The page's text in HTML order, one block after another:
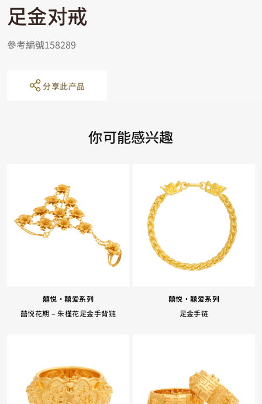
足金对戒
參考編號158289
分享此产品
你可能感兴趣
囍悦‧囍爱系列
囍悦花期 – 朱槿花足金手背链
囍悦‧囍爱系列
足金手链